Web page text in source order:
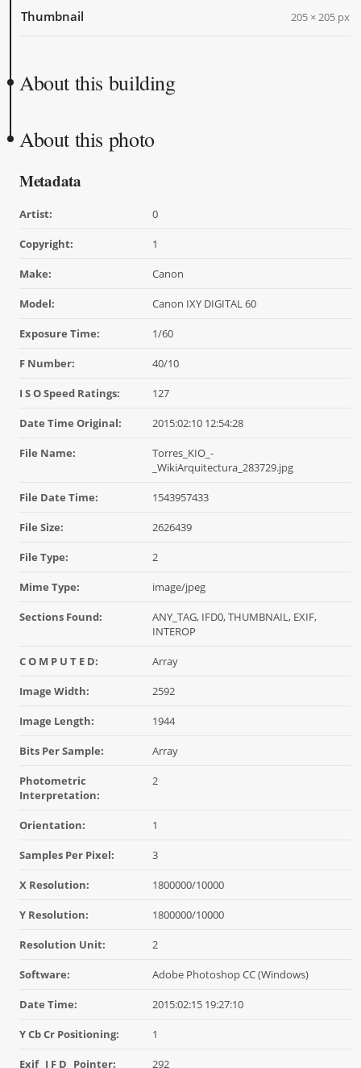
Thumbnail 205 × 205 px
About this building
About this photo
Metadata
Artist: 0
Copyright: 1
Make: Canon
Model: Canon IXY DIGITAL 60
Exposure Time: 1/60
F Number: 40/10
I S O Speed Ratings: 127
Date Time Original: 2015:02:10 12:54:28
File Name:
Torres_KIO_-
_WikiArquitectura_283729.jpg
File Date Time: 1543957433
File Size: 2626439
File Type: 2
Mime Type: image/jpeg
Sections Found:
ANY_TAG, IFD0, THUMBNAIL, EXIF,
INTEROP
C O M P U T E D: Array
Image Width: 2592
Image Length: 1944
Bits Per Sample: Array
Photometric
Interpretation:
2
Orientation: 1
Samples Per Pixel: 3
X Resolution: 1800000/10000
Y Resolution: 1800000/10000
Resolution Unit: 2
Software: Adobe Photoshop CC (Windows)
Date Time: 2015:02:15 19:27:10
Y Cb Cr Positioning: 1
Exif_ I F D_ Pointer: 292